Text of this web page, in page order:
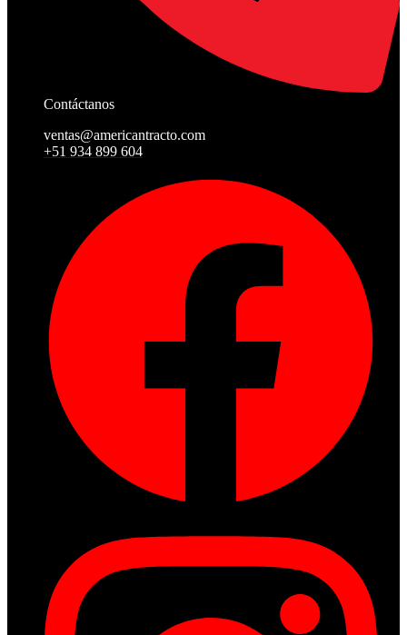
Contáctanos
ventas@americantracto.com
+51 934 899 604